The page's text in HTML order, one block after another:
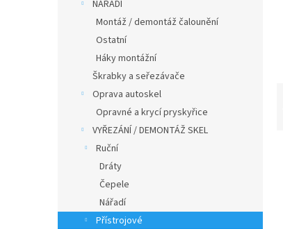
NÁŘADÍ
Montáž / demontáž čalounění
Ostatní
Háky montážní
Škrabky a seřezávače
Oprava autoskel
Opravné a krycí pryskyřice
VYŘEZÁNÍ / DEMONTÁŽ SKEL
Ruční
Dráty
Čepele
Nářadí
Přístrojové